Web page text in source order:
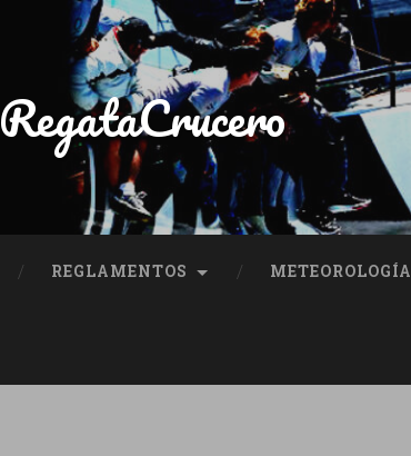
RegataCrucero
REGLAMENTOS METEOROLOGÍA